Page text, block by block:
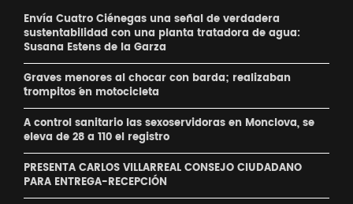
Envía Cuatro Ciénegas una señal de verdadera
sustentabilidad con una planta tratadora de agua:
Susana Estens de la Garza
Graves menores al chocar con barda; realizaban
´trompitos ´en motocicleta
A control sanitario las sexoservidoras en Monclova, se
eleva de 28 a 110 el registro
PRESENTA CARLOS VILLARREAL CONSEJO CIUDADANO
PARA ENTREGA-RECEPCIÓN